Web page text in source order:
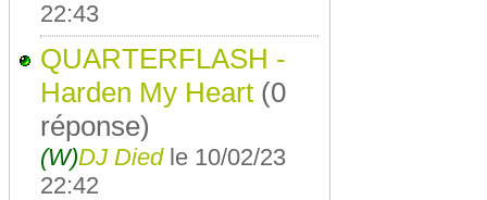
22:43
QUARTERFLASH -
Harden My Heart (0
réponse)
(W)DJ Died le 10/02/23
22:42